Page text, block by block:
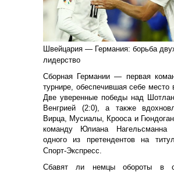
Швейцария — Германия: борьба
лидерство
Сборная Германии — первая
турнире, обеспечившая себе
Две уверенные победы над
Венгрией (2:0), а также
Вирца, Мусиалы, Крооса и
команду Юлиана Нагельсманна
одного из претендентов на
Спорт-Экспресс.
Сбавят ли немцы обороты в